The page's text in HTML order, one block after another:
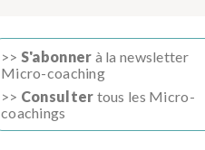
>> S'abonner à la newsletter
Micro-coaching
>> Consulter tous les Micro-
coachings